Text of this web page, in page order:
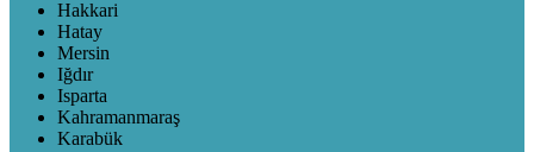
Hakkari
Hatay
Mersin
Iğdır
Isparta
Kahramanmaraş
Karabük